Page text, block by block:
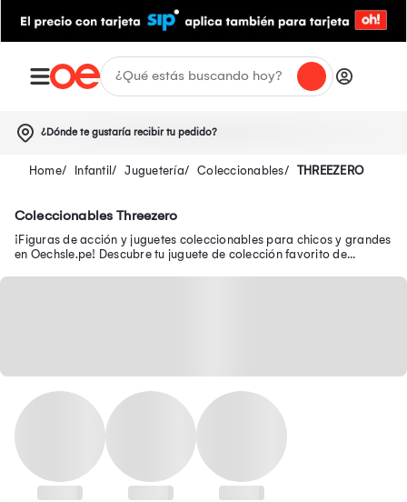
¿Dónde te gustaría recibir tu pedido?
Infantil Juguetería Coleccionables THREEZERO
Coleccionables Threezero
¡Figuras de acción y juguetes coleccionables para chicos y grandes
en Oechsle.pe! Descubre tu juguete de colección favorito de